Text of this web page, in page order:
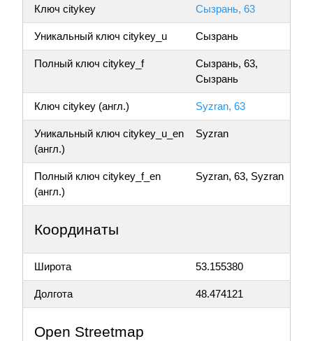
Ключ citykey Сызрань, 63
Уникальный ключ citykey_u Сызрань
Полный ключ citykey_f
Сызрань, 63,
Сызрань
Ключ citykey (англ.) Syzran, 63
Уникальный ключ citykey_u_en
(англ.)
Syzran
Полный ключ citykey_f_en
(англ.)
Syzran, 63, Syzran
Координаты
Широта 53.155380
Долгота 48.474121
Open Streetmap